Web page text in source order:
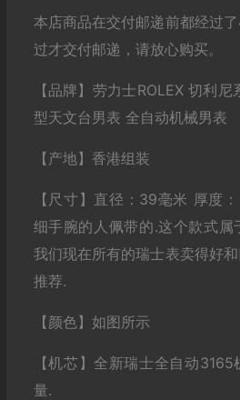
本店商品在交付邮递前都经过
过才交付邮递，请放心购买。
【品牌】劳力士ROLEX 切利
型天文台男表 全自动机械男表
【产地】香港组装
【尺寸】直径：39毫米 厚度
细手腕的人佩带的.这个款式属
我们现在所有的瑞士表卖得好
推荐.
【颜色】如图所示
【机芯】全新瑞士全自动
量.